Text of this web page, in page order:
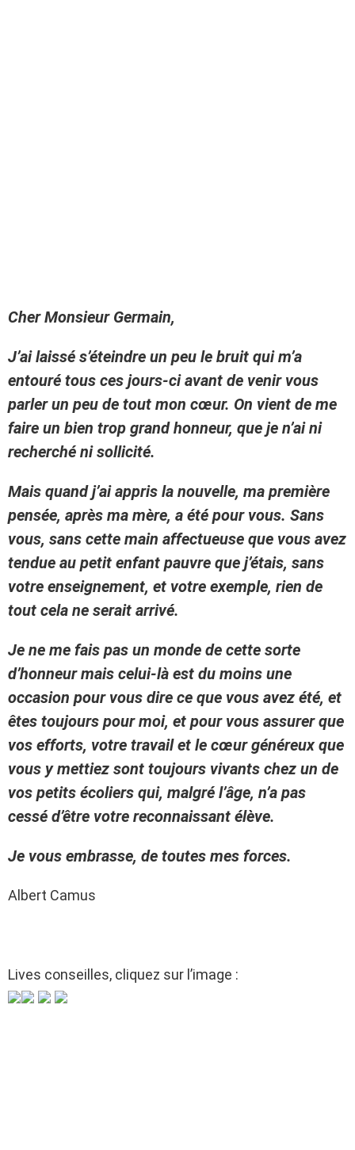
Cher Monsieur Germain,
J’ai laissé s’éteindre un peu le bruit qui m’a
entouré tous ces jours-ci avant de venir vous
parler un peu de tout mon cœur. On vient de me
faire un bien trop grand honneur, que je n’ai ni
recherché ni sollicité.
Mais quand j’ai appris la nouvelle, ma première
pensée, après ma mère, a été pour vous. Sans
vous, sans cette main affectueuse que vous avez
tendue au petit enfant pauvre que j’étais, sans
votre enseignement, et votre exemple, rien de
tout cela ne serait arrivé.
Je ne me fais pas un monde de cette sorte
d’honneur mais celui-là est du moins une
occasion pour vous dire ce que vous avez été, et
êtes toujours pour moi, et pour vous assurer que
vos efforts, votre travail et le cœur généreux que
vous y mettiez sont toujours vivants chez un de
vos petits écoliers qui, malgré l’âge, n’a pas
cessé d’être votre reconnaissant élève.
Je vous embrasse, de toutes mes forces.
Albert Camus
Lives conseilles, cliquez sur l’image :